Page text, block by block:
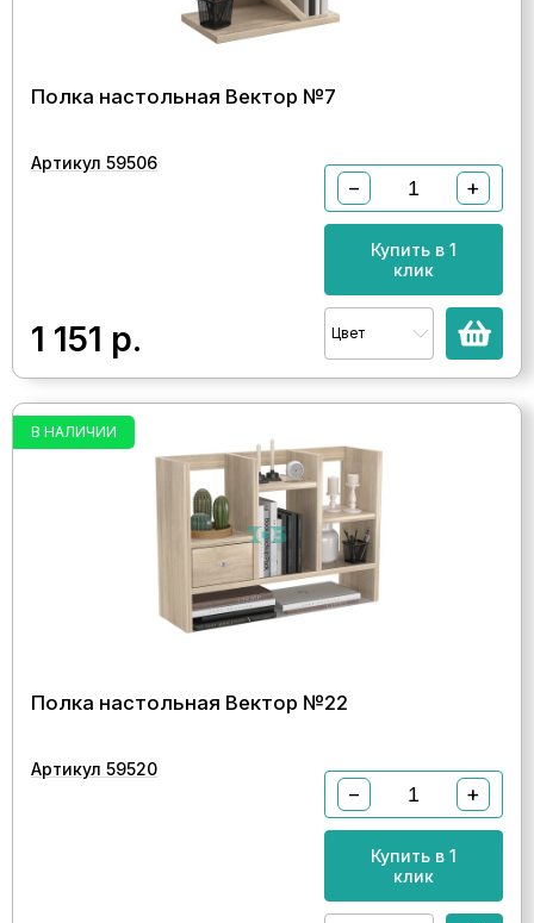
Полка настольная Вектор №7
Артикул 59506
1 151 р.
− +
Купить в 1
клик
Цвет
В НАЛИЧИИ
Полка настольная Вектор №22
Артикул 59520
− +
Купить в 1
клик